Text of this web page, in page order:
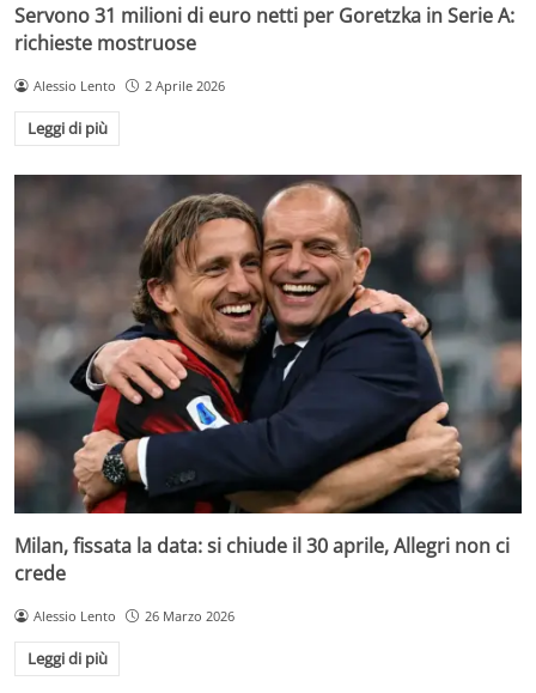
Servono 31 milioni di euro netti per Goretzka in Serie A:
richieste mostruose
Alessio Lento 2 Aprile 2026
Leggi di più
Milan, fissata la data: si chiude il 30 aprile, Allegri non ci
crede
Alessio Lento 26 Marzo 2026
Leggi di più